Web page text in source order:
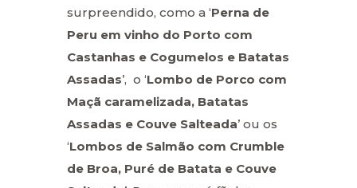
surpreendido, como a ‘Perna de
Peru em vinho do Porto com
Castanhas e Cogumelos e Batatas
Assadas’, o ‘Lombo de Porco com
Maçã caramelizada, Batatas
Assadas e Couve Salteada’ ou os
‘Lombos de Salmão com Crumble
de Broa, Puré de Batata e Couve